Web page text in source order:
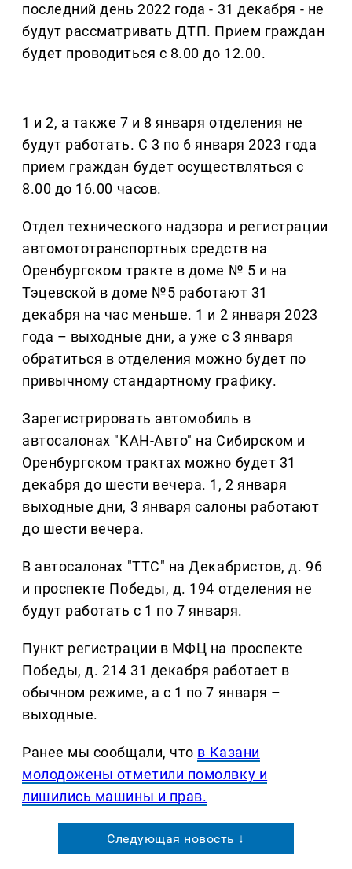
последний день 2022 года - 31 декабря - не
будут рассматривать ДТП. Прием граждан
будет проводиться с 8.00 до 12.00.
1 и 2, а также 7 и 8 января отделения не
будут работать. С 3 по 6 января 2023 года
прием граждан будет осуществляться с
8.00 до 16.00 часов.
Отдел технического надзора и регистрации
автомототранспортных средств на
Оренбургском тракте в доме № 5 и на
Тэцевской в доме №5 работают 31
декабря на час меньше. 1 и 2 января 2023
года – выходные дни, а уже с 3 января
обратиться в отделения можно будет по
привычному стандартному графику.
Зарегистрировать автомобиль в
автосалонах "КАН-Авто" на Сибирском и
Оренбургском трактах можно будет 31
декабря до шести вечера. 1, 2 января
выходные дни, 3 января салоны работают
до шести вечера.
В автосалонах "ТТС" на Декабристов, д. 96
и проспекте Победы, д. 194 отделения не
будут работать с 1 по 7 января.
Пункт регистрации в МФЦ на проспекте
Победы, д. 214 31 декабря работает в
обычном режиме, а с 1 по 7 января –
выходные.
Ранее мы сообщали, что в Казани
молодожены отметили помолвку и
лишились машины и прав.
Следующая новость ↓